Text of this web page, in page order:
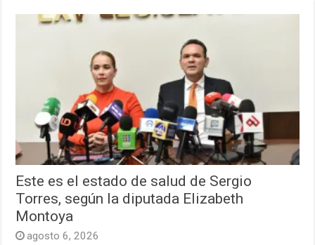
Este es el estado de salud de Sergio
Torres, según la diputada Elizabeth
Montoya
agosto 6, 2026